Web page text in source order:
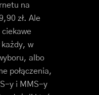
na
zł. Ale
każdy, w
albo
połączenia,
y i MMS-y